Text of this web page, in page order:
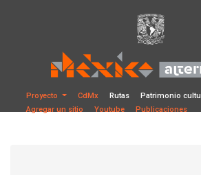
Proyecto CdMx Rutas Patrimonio
Agregar un sitio
Youtube
Publicaciones